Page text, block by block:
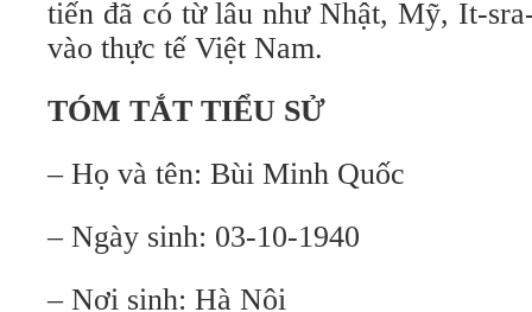
tiến đã có từ lâu như Nhật, Mỹ, It-
vào thực tế Việt Nam.
TÓM TẮT TIỂU SỬ
– Họ và tên: Bùi Minh Quốc
– Ngày sinh: 03-10-1940
– Nơi sinh: Hà Nội